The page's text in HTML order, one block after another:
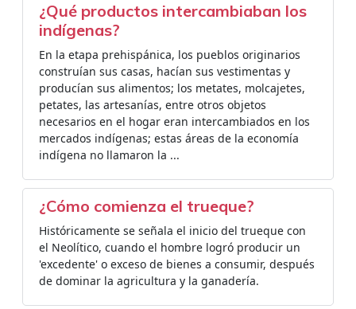
¿Qué productos intercambiaban los
indígenas?
En la etapa prehispánica, los pueblos originarios
construían sus casas, hacían sus vestimentas y
producían sus alimentos; los metates, molcajetes,
petates, las artesanías, entre otros objetos
necesarios en el hogar eran intercambiados en los
mercados indígenas; estas áreas de la economía
indígena no llamaron la ...
¿Cómo comienza el trueque?
Históricamente se señala el inicio del trueque con
el Neolítico, cuando el hombre logró producir un
'excedente' o exceso de bienes a consumir, después
de dominar la agricultura y la ganadería.